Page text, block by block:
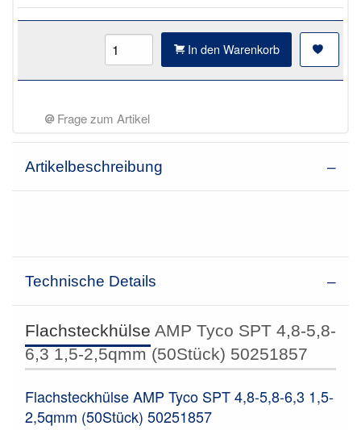
In den Warenkorb
Frage zum Artikel
Artikelbeschreibung
Technische Details
Flachsteckhülse AMP Tyco SPT 4,8-5,8-
6,3 1,5-2,5qmm (50Stück) 50251857
Flachsteckhülse AMP Tyco SPT 4,8-5,8-6,3 1,5-
2,5qmm (50Stück) 50251857